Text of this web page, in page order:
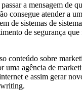
a mensagem de
consegue atender a
de sistemas de
de segurança
conteúdo sobre
uma agência de
e assim gerar